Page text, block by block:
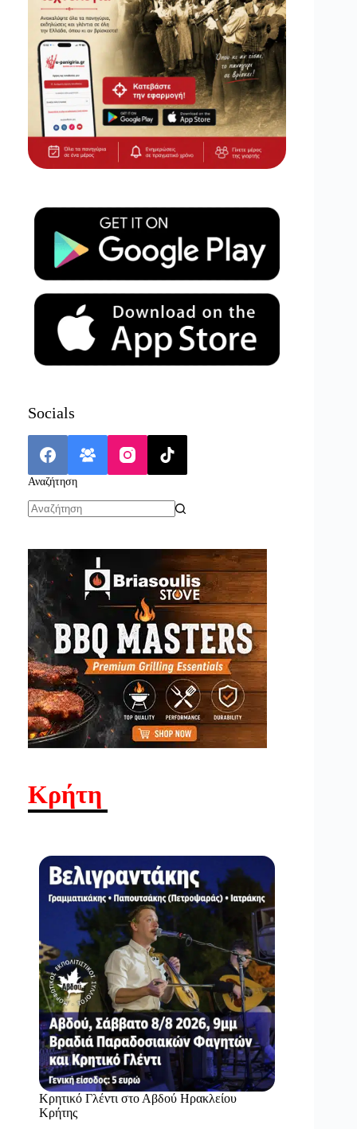
Socials
Αναζήτηση
Κρήτη
Κρητικό Γλέντι στο Αβδού Ηρακλείου
Κρήτης